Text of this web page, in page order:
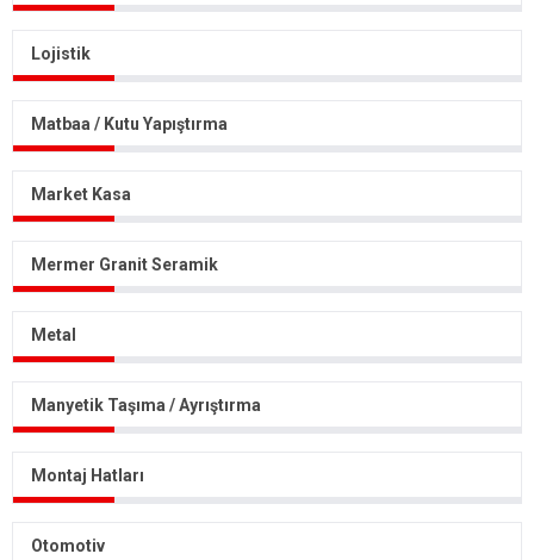
Haberler
Üretim
Lojistik
Matbaa / Kutu Yapıştırma
Market Kasa
Mermer Granit Seramik
Metal
Manyetik Taşıma / Ayrıştırma
Montaj Hatları
Otomotiv